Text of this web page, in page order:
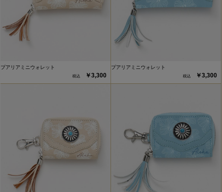
プアリアミニウォレット
￥3,300
プアリアミニウォレット
￥3,300